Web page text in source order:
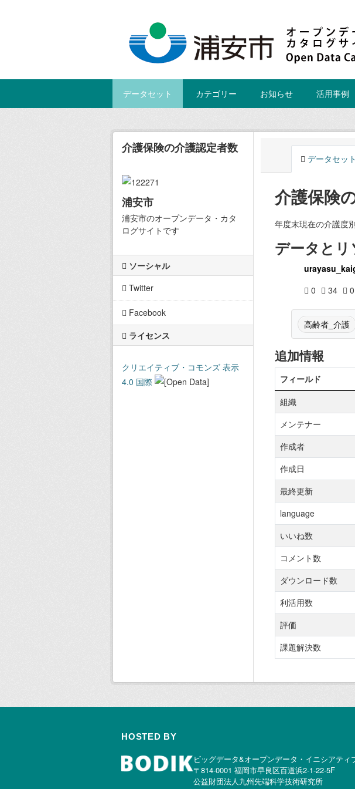
データセット カテゴリー お知らせ 活用事例
介護保険の介護認定者数
浦安市
浦安市のオープンデータ・カタ
ログサイトです
ソーシャル
Twitter
Facebook
ライセンス
クリエイティブ・コモンズ 表示
4.0 国際
データセット
介護保険
年度末現在の介護度
データとリ
0
34 0
高齢者_介護
追加情報
フィールド
組織
メンテナー
作成者
作成日
最終更新
language
いいね数
コメント数
ダウンロード数
利活用数
評価
課題解決数
HOSTED BY
ビッグデータ&オープンデータ・イニシアティ
〒814-0001 福岡市早良区百道浜2-1-22-5F
公益財団法人九州先端科学技術研究所